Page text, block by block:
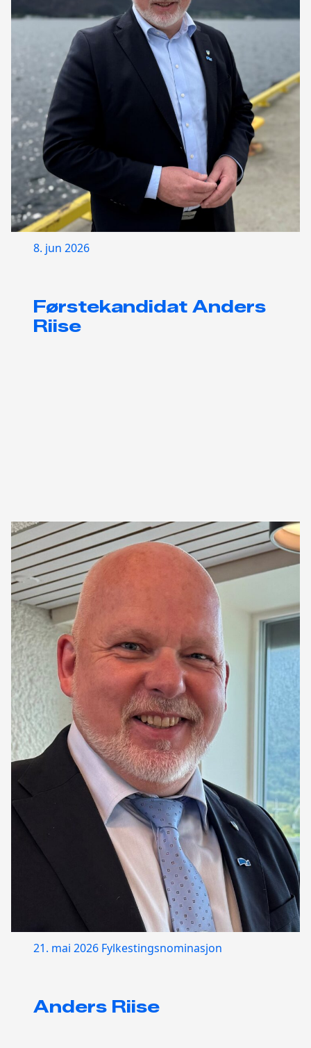
8. jun 2026
Førstekandidat Anders
Riise
21. mai 2026 Fylkestingsnominasjon
Anders Riise